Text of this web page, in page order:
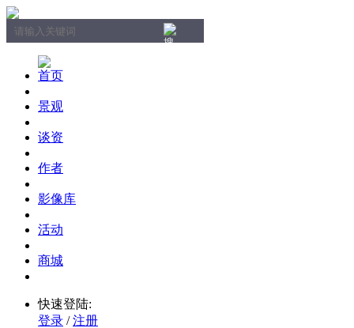
首页
景观
谈资
作者
影像库
活动
商城
快速登陆:
登录 / 注册